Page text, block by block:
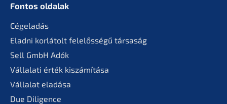
Fontos oldalak
Cégela­dás
Eladni korlá­tolt felelős­sé­gű társaság
Sell GmbH Adók
Vállala­ti érték kiszámítása
Válla­lat eladása
Due Diligence